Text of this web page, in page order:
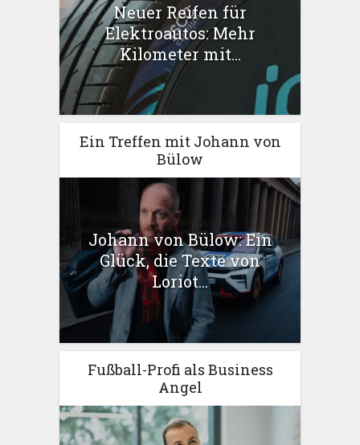
Neuer Reifen für
Elektroautos: Mehr
Kilometer mit...
Ein Treffen mit Johann von
Bülow
Johann von Bülow: Ein
Glück, die Texte von
Loriot...
Fußball-Profi als Business
Angel